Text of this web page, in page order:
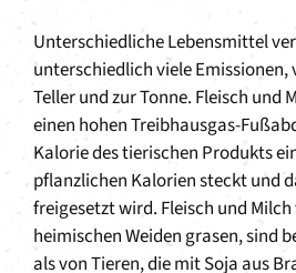
Unterschiedliche Lebensmittel
unterschiedlich viele Emissionen,
Teller und zur Tonne. Fleisch und
einen hohen Treibhausgas-
Kalorie des tierischen Produkts
pflanzlichen Kalorien steckt und
freigesetzt wird. Fleisch und
heimischen Weiden grasen, sind
als von Tieren, die mit Soja aus